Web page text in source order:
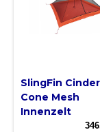
SlingFin Cinder
Cone Mesh
Innenzelt